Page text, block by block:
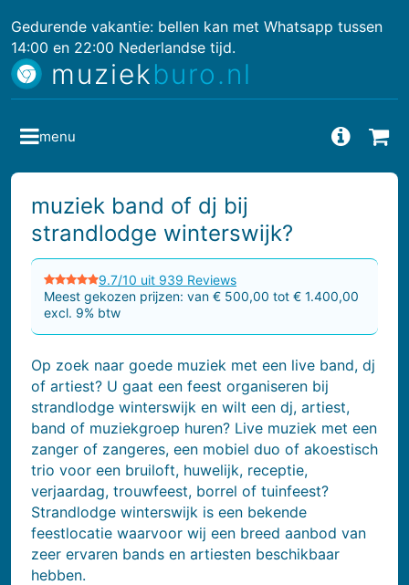
Gedurende vakantie: bellen kan met Whatsapp tussen
14:00 en 22:00 Nederlandse tijd.
muziekburo.nl
muziek band of dj bij
strandlodge winterswijk?
9.7/10 uit 939 Reviews
Meest gekozen prijzen: van € 500,00 tot € 1.400,00
excl. 9% btw
Op zoek naar goede muziek met een live band, dj
of artiest? U gaat een feest organiseren bij
strandlodge winterswijk en wilt een dj, artiest,
band of muziekgroep huren? Live muziek met een
zanger of zangeres, een mobiel duo of akoestisch
trio voor een bruiloft, huwelijk, receptie,
verjaardag, trouwfeest, borrel of tuinfeest?
Strandlodge winterswijk is een bekende
feestlocatie waarvoor wij een breed aanbod van
zeer ervaren bands en artiesten beschikbaar
hebben.
menu